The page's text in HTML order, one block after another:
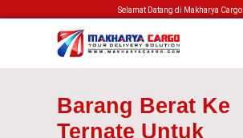
Selamat Datang di Makharya Cargo
Barang Berat Ke
Ternate Untuk